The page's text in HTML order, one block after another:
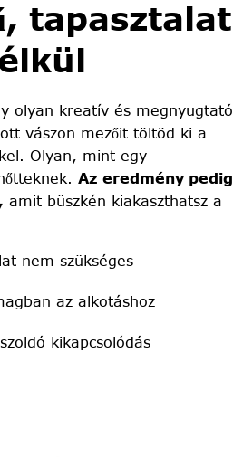
tapasztalat
olyan kreatív és megnyugtató
vászon mezőit töltöd ki a
Olyan, mint egy
Az eredmény pedig
amit büszkén kiakaszthatsz a
nem szükséges
az alkotáshoz
kikapcsolódás